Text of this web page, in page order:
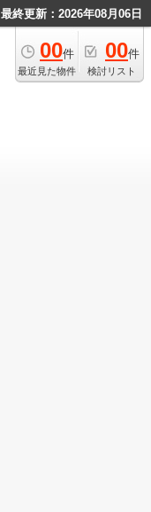
最終更新：2026年08月06日
00件
最近見た物件
00件
検討リスト